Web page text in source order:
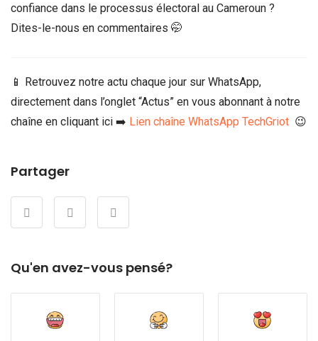
confiance dans le processus électoral au Cameroun ?
Dites-le-nous en commentaires 🤭
📱 Retrouvez notre actu chaque jour sur WhatsApp,
directement dans l’onglet “Actus” en vous abonnant à notre
chaîne en cliquant ici ➡️ Lien chaîne WhatsApp TechGriot 😉
Partager
Qu'en avez-vous pensé?